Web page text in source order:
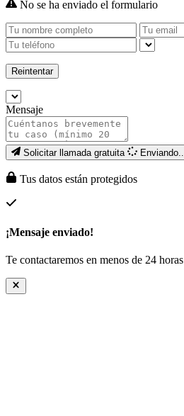
No se ha enviado el formulario
Reintentar
Mensaje
Solicitar llamada gratuita Enviando...
Tus datos están protegidos
¡Mensaje enviado!
Te contactaremos en menos de 24 horas